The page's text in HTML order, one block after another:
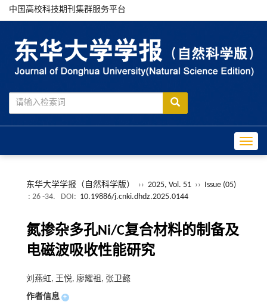
中国高校科技期刊集群服务平台
东华大学学报（自然科学版） ›› 2025, Vol. 51 ›› Issue (05)
: 26 -34.
DOI: 10.19886/j.cnki.dhdz.2025.0144
氮掺杂多孔Ni/C复合材料的制备及
电磁波吸收性能研究
刘燕虹, 王悦, 廖耀祖, 张卫懿
作者信息 +